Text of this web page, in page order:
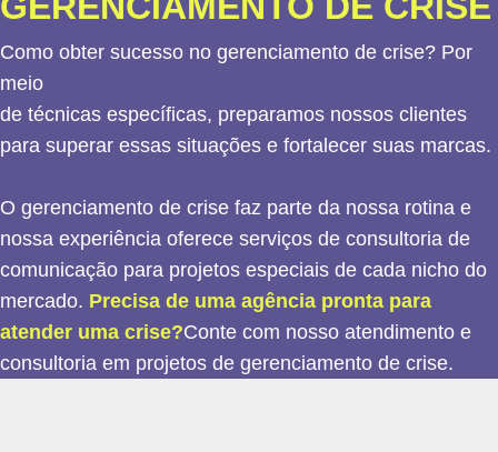
Como obter sucesso no gerenciamento de crise? Por
meio
de técnicas específicas, preparamos nossos clientes
para superar essas situações e fortalecer suas marcas.
O gerenciamento de crise faz parte da nossa rotina e
nossa experiência oferece serviços de consultoria de
comunicação para projetos especiais de cada nicho do
mercado. Precisa de uma agência pronta para
atender uma crise?Conte com nosso atendimento e
consultoria em projetos de gerenciamento de crise.